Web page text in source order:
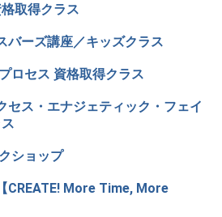
取得クラス
ーズ講座／キッズクラス
セス 資格取得クラス
ス・エナジェティック・フェイ
ショップ
More Time, More